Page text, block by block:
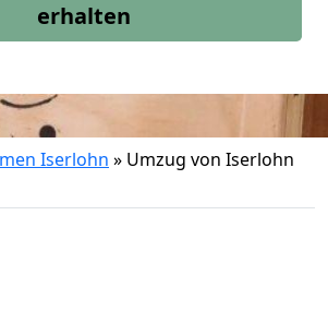
erhalten
Iserlohn » Umzug von Iserlohn